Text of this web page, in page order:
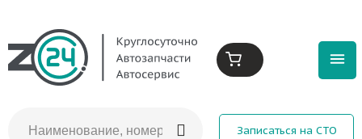
Записаться на СТО